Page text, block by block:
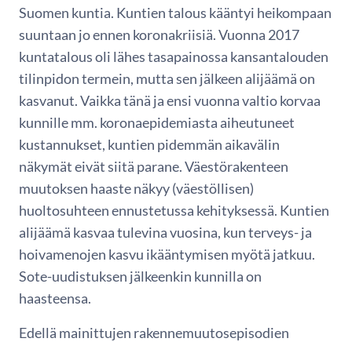
Suomen kuntia. Kuntien talous kääntyi heikompaan
suuntaan jo ennen koronakriisiä. Vuonna 2017
kuntatalous oli lähes tasapainossa kansantalouden
tilinpidon termein, mutta sen jälkeen alijäämä on
kasvanut. Vaikka tänä ja ensi vuonna valtio korvaa
kunnille mm. koronaepidemiasta aiheutuneet
kustannukset, kuntien pidemmän aikavälin
näkymät eivät siitä parane. Väestörakenteen
muutoksen haaste näkyy (väestöllisen)
huoltosuhteen ennustetussa kehityksessä. Kuntien
alijäämä kasvaa tulevina vuosina, kun terveys- ja
hoivamenojen kasvu ikääntymisen myötä jatkuu.
Sote-uudistuksen jälkeenkin kunnilla on
haasteensa.
Edellä mainittujen rakennemuutosepisodien